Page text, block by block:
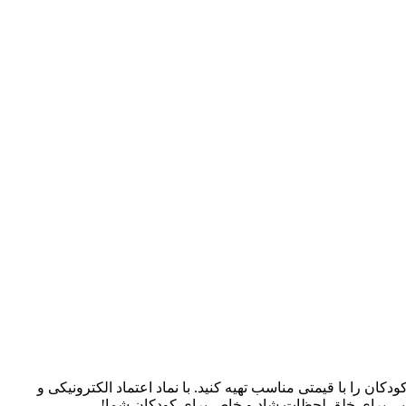
کودکان را با قیمتی مناسب تهیه کنید. با نماد اعتماد الکترونیکی و